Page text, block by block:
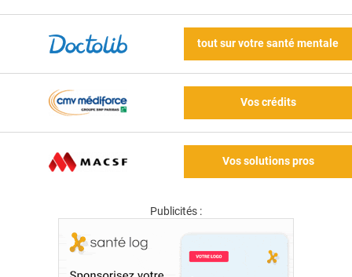
tout sur votre santé mentale
Vos crédits
Vos solutions pros
Publicités :